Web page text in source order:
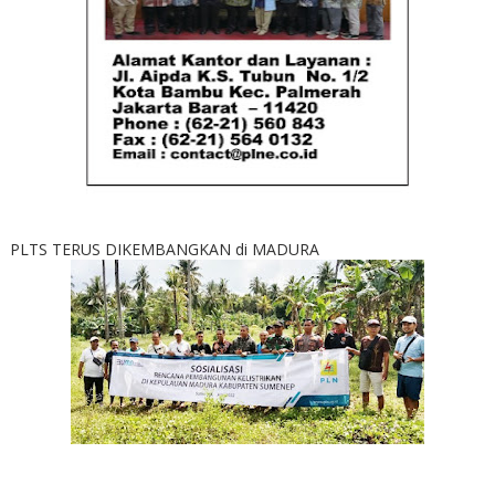
PLTS TERUS DIKEMBANGKAN di MADURA